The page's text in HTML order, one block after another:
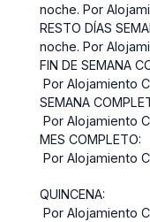
noche. Por
RESTO DÍAS
noche. Por
FIN DE
Por Alojamiento
SEMANA
Por Alojamiento
MES
Por Alojamiento
Por Alojamiento